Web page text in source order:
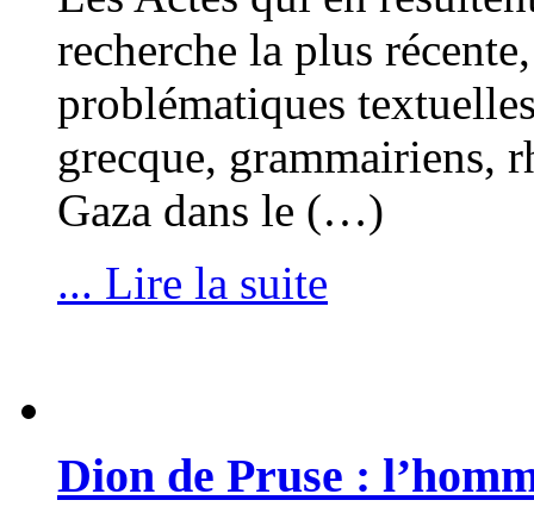
recherche la plus
problématiques
grecque, grammairiens,
Gaza dans le (…)
... Lire la suite
Dion de Pruse :